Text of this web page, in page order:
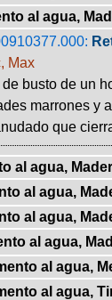
al agua,
Max
de busto de un
marrones y
que
al agua,
al agua,
al agua,
al agua,
al agua,
al agua,